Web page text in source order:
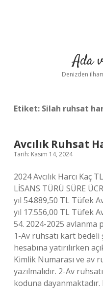
Ada
Denizden
Etiket: Silah ruhsat
Avcılık Ruhsat
Tarih: Kasım 14, 2024
2024 Avcılık Harcı Kaç
LİSANS TÜRÜ SÜRE
yıl 54.889,50 TL Tüfek
yıl 17.556,00 TL Tüfek
54. 2024-2025 avlanma
1-Av ruhsatı kart
hesabına yatırılırken
Kimlik Numarası ve av
yazılmalıdır. 2-Av
koduna dayanmaktadır.